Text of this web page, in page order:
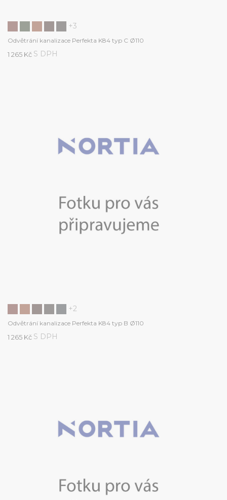
+3
Odvětrání kanalizace Perfekta K84 typ C Ø110
1 265 Kč S DPH
+2
Odvětrání kanalizace Perfekta K84 typ B Ø110
1 265 Kč S DPH